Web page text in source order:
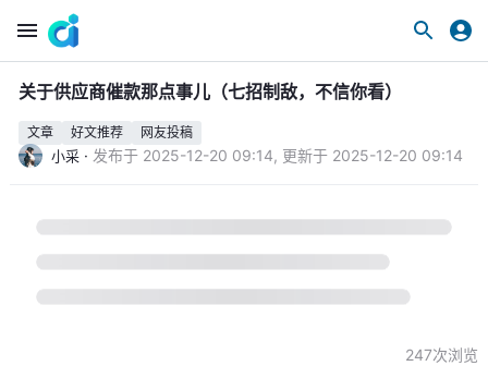
关于供应商催款那点事儿（七招制敌，不信你看）
文章 好文推荐 网友投稿
小采 · 发布于 2025-12-20 09:14, 更新于 2025-12-20 09:14
247次浏览